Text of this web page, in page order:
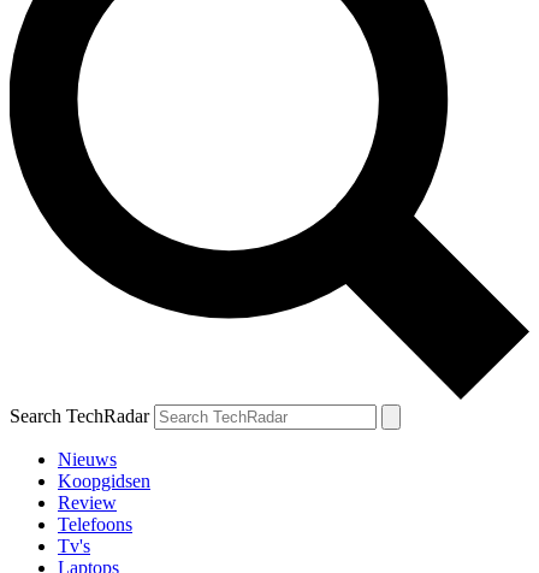
Search TechRadar
Nieuws
Koopgidsen
Review
Telefoons
Tv's
Laptops